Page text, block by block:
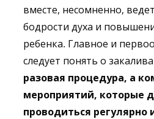
вместе, несомненно,
бодрости духа и
ребенка. Главное и
следует понять о
разовая процедура, а
мероприятий, которые
проводиться регулярно